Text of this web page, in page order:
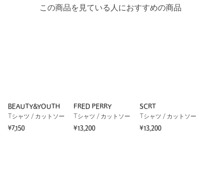
この商品を見ている人におすすめの商品
BEAUTY&YOUTH
Tシャツ / カットソー
¥7,150
FRED PERRY
Tシャツ / カットソー
¥13,200
SCRT
Tシャツ / カットソー
¥13,200